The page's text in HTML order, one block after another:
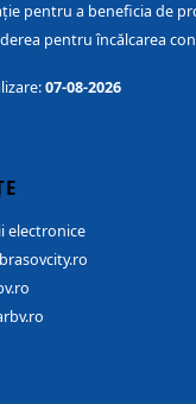
pentru a beneficia de
pentru încălcarea
07-08-2026
electronice